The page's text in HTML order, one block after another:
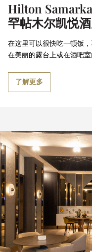
Hilton
罕帖木尔凯悦
在这里可以很快吃一顿饭
在美丽的露台上或在酒吧室
了解更多